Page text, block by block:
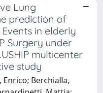
Lung
prediction of
in elderly
Surgery under
multicenter
study
Berchialla,